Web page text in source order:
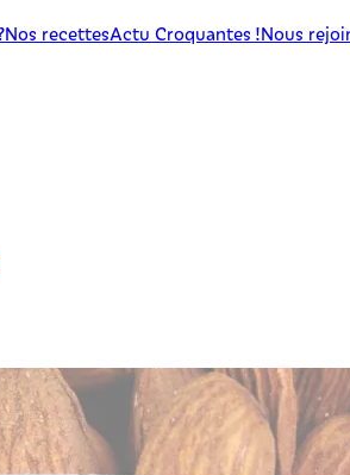
Nos recettesActu Croquantes !Nous